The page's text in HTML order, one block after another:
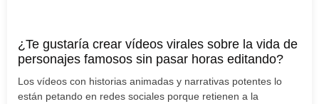
¿Te gustaría crear vídeos virales sobre la vida de
personajes famosos sin pasar horas editando?
Los vídeos con historias animadas y narrativas potentes lo
están petando en redes sociales porque retienen a la